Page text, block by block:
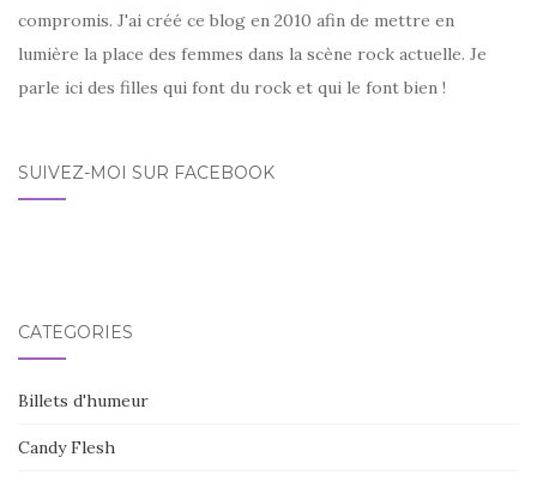
compromis. J'ai créé ce blog en 2010 afin de mettre en
lumière la place des femmes dans la scène rock actuelle. Je
parle ici des filles qui font du rock et qui le font bien !
SUIVEZ-MOI SUR FACEBOOK
CATÉGORIES
Billets d'humeur
Candy Flesh